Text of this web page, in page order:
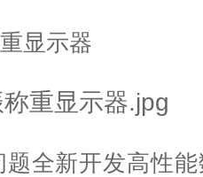
显示器
全新开发高性